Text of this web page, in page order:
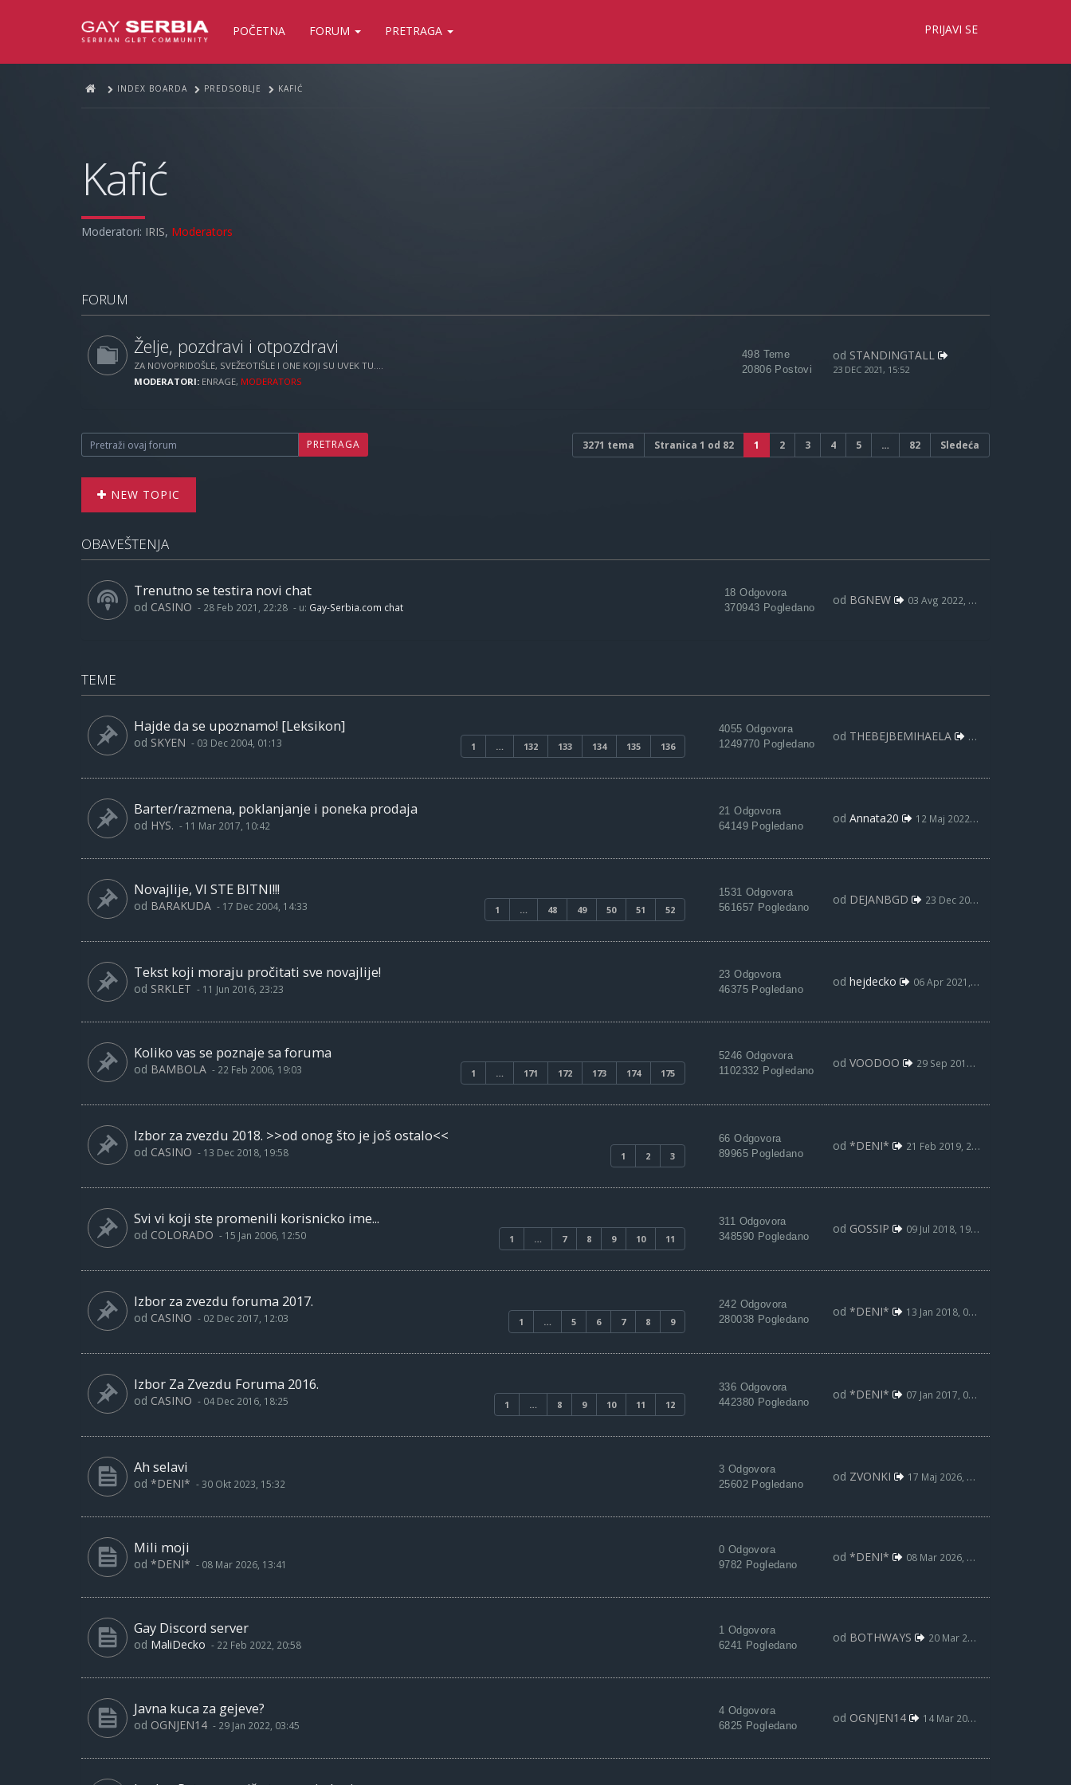
POČETNA FORUM PRETRAGA PRIJAVI SE
INDEX BOARDA PREDSOBLJE KAFIĆ
Kafić
Moderatori: IRIS, Moderators
FORUM
Želje, pozdravi i otpozdravi
ZA NOVOPRIDOŠLE, SVEŽEOTIŠLE I ONE KOJI SU UVEK TU....
MODERATORI: ENRAGE, MODERATORS
498 Teme
20806 Postovi
od STANDINGTALL
23 DEC 2021, 15:52
PRETRAGA 3271 tema Stranica 1 od 82 1 2 3 4 5 … 82 Sledeća
NEW TOPIC
OBAVEŠTENJA
Trenutno se testira novi chat
od CASINO - 28 Feb 2021, 22:28 - u: Gay-Serbia.com chat
18 Odgovora
370943 Pogledano
od BGNEW 03 Avg 2022, 09:59
TEME
Hajde da se upoznamo! [Leksikon]
1 … 132 133 134 135 136
od SKYEN - 03 Dec 2004, 01:13
4055 Odgovora
1249770 Pogledano
od THEBEJBEMIHAELA 09 Jun 2022, 13:39
Barter/razmena, poklanjanje i poneka prodaja
od HYS. - 11 Mar 2017, 10:42
21 Odgovora
64149 Pogledano
od Annata20 12 Maj 2022, 06:15
Novajlije, VI STE BITNI!!!
1 … 48 49 50 51 52
od BARAKUDA - 17 Dec 2004, 14:33
1531 Odgovora
561657 Pogledano
od DEJANBGD 23 Dec 2021, 19:03
Tekst koji moraju pročitati sve novajlije!
od SRKLET - 11 Jun 2016, 23:23
23 Odgovora
46375 Pogledano
od hejdecko 06 Apr 2021, 00:39
Koliko vas se poznaje sa foruma
1 … 171 172 173 174 175
od BAMBOLA - 22 Feb 2006, 19:03
5246 Odgovora
1102332 Pogledano
od VOODOO 29 Sep 2019, 12:21
Izbor za zvezdu 2018. >>od onog što je još ostalo<<
1 2 3
od CASINO - 13 Dec 2018, 19:58
66 Odgovora
89965 Pogledano
od *DENI* 21 Feb 2019, 20:58
Svi vi koji ste promenili korisnicko ime...
1 … 7 8 9 10 11
od COLORADO - 15 Jan 2006, 12:50
311 Odgovora
348590 Pogledano
od GOSSIP 09 Jul 2018, 19:02
Izbor za zvezdu foruma 2017.
1 … 5 6 7 8 9
od CASINO - 02 Dec 2017, 12:03
242 Odgovora
280038 Pogledano
od *DENI* 13 Jan 2018, 02:58
Izbor Za Zvezdu Foruma 2016.
1 … 8 9 10 11 12
od CASINO - 04 Dec 2016, 18:25
336 Odgovora
442380 Pogledano
od *DENI* 07 Jan 2017, 03:13
Ah selavi
od *DENI* - 30 Okt 2023, 15:32
3 Odgovora
25602 Pogledano
od ZVONKI 17 Maj 2026, 15:32
Mili moji
od *DENI* - 08 Mar 2026, 13:41
0 Odgovora
9782 Pogledano
od *DENI* 08 Mar 2026, 13:41
Gay Discord server
od MaliDecko - 22 Feb 2022, 20:58
1 Odgovora
6241 Pogledano
od BOTHWAYS 20 Mar 2022, 23:09
Javna kuca za gejeve?
od OGNJEN14 - 29 Jan 2022, 03:45
4 Odgovora
6825 Pogledano
od OGNJEN14 14 Mar 2022, 18:40